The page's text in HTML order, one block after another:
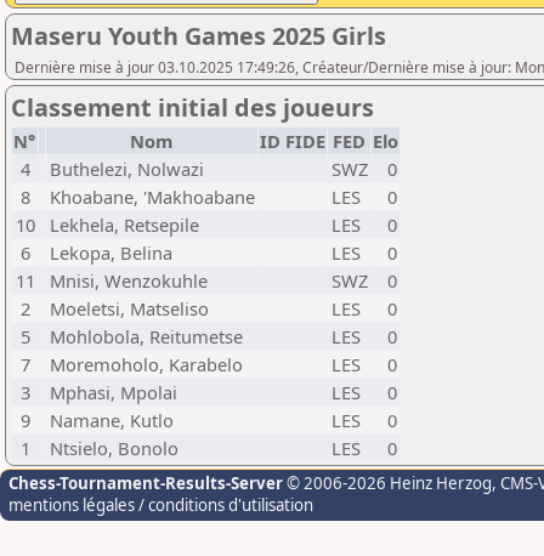
Maseru Youth Games 2025 Girls
Dernière mise à jour 03.10.2025 17:49:26, Créateur/Dernière mise à jour:
Classement initial des joueurs
N° Nom ID FIDE FED Elo
4
Buthelezi, Nolwazi SWZ
0
8
Khoabane, 'Makhoabane LES
0
10
Lekhela, Retsepile LES
0
6
Lekopa, Belina LES
0
11
Mnisi, Wenzokuhle SWZ
0
2
Moeletsi, Matseliso LES
0
5
Mohlobola, Reitumetse LES
0
7
Moremoholo, Karabelo LES
0
3
Mphasi, Mpolai LES
0
9
Namane, Kutlo LES
0
1
Ntsielo, Bonolo LES 0
Chess-Tournament-Results-Server© 2006-2026 Heinz Herzog,
mentions légales / conditions d'utilisation